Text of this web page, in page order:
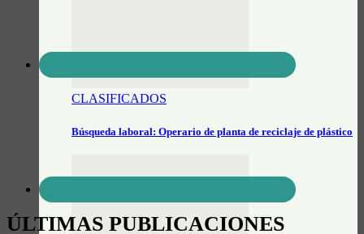
CLASIFICADOS
Búsqueda laboral: Operario de planta de reciclaje de plástico
ÚLTIMAS PUBLICACIONES